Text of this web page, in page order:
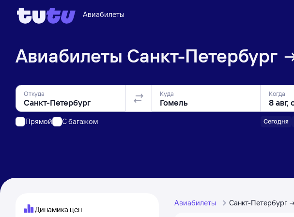
Авиабилеты
Авиабилеты Санкт-Петербург
Откуда
Прямой C багажом
Куда Когда
Сегодня
Динамика цен
Авиабилеты Санкт-Петербург